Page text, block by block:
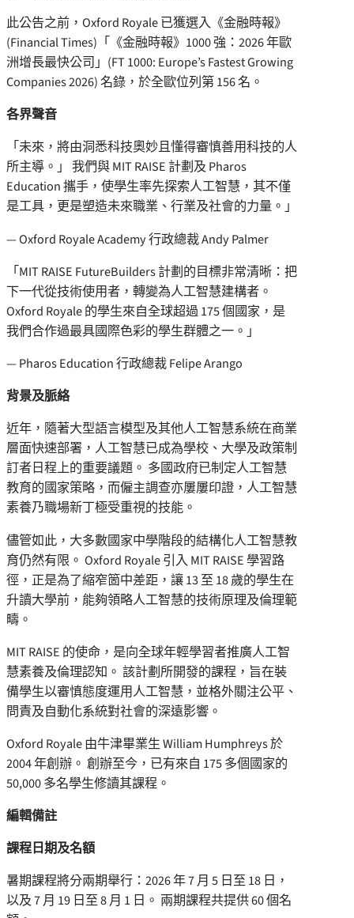
此公告之前，Oxford Royale 已獲選入《金融時報》
(Financial Times)「《金融時報》1000 強：2026 年歐
洲增長最快公司」(FT 1000: Europe’s Fastest Growing
Companies 2026) 名錄，於全歐位列第 156 名。
各界聲音
「未來，將由洞悉科技奧妙且懂得審慎善用科技的人
所主導。」 我們與 MIT RAISE 計劃及 Pharos
Education 攜手，使學生率先探索人工智慧，其不僅
是工具，更是塑造未來職業、行業及社會的力量。」
— Oxford Royale Academy 行政總裁 Andy Palmer
「MIT RAISE FutureBuilders 計劃的目標非常清晰：把
下一代從技術使用者，轉變為人工智慧建構者。
Oxford Royale 的學生來自全球超過 175 個國家，是
我們合作過最具國際色彩的學生群體之一。」
— Pharos Education 行政總裁 Felipe Arango
背景及脈絡
近年，隨著大型語言模型及其他人工智慧系統在商業
層面快速部署，人工智慧已成為學校、大學及政策制
訂者日程上的重要議題。 多國政府已制定人工智慧
教育的國家策略，而僱主調查亦屢屢印證，人工智慧
素養乃職場新丁極受重視的技能。
儘管如此，大多數國家中學階段的結構化人工智慧教
育仍然有限。 Oxford Royale 引入 MIT RAISE 學習路
徑，正是為了縮窄箇中差距，讓 13 至 18 歲的學生在
升讀大學前，能夠領略人工智慧的技術原理及倫理範
疇。
MIT RAISE 的使命，是向全球年輕學習者推廣人工智
慧素養及倫理認知。 該計劃所開發的課程，旨在裝
備學生以審慎態度運用人工智慧，並格外關注公平、
問責及自動化系統對社會的深遠影響。
Oxford Royale 由牛津畢業生 William Humphreys 於
2004 年創辦。 創辦至今，已有來自 175 多個國家的
50,000 多名學生修讀其課程。
編輯備註
課程日期及名額
暑期課程將分兩期舉行：2026 年 7 月 5 日至 18 日，
以及 7 月 19 日至 8 月 1 日。 兩期課程共提供 60 個名